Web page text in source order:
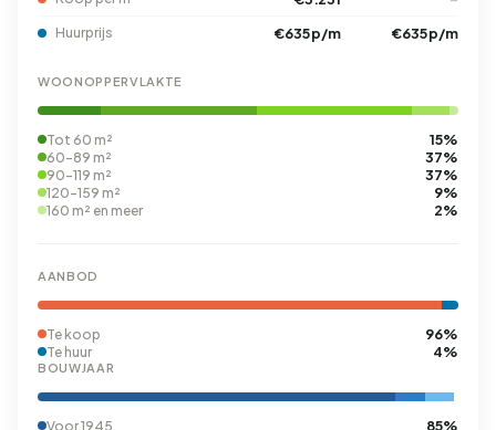
Huurprijs €635 p/m €635 p/m
WOONOPPERVLAKTE
Tot 60 m² 15%
60-89 m² 37%
90-119 m² 37%
120-159 m² 9%
160 m² en meer 2%
AANBOD
Te koop 96%
Te huur 4%
BOUWJAAR
Voor 1945 85%